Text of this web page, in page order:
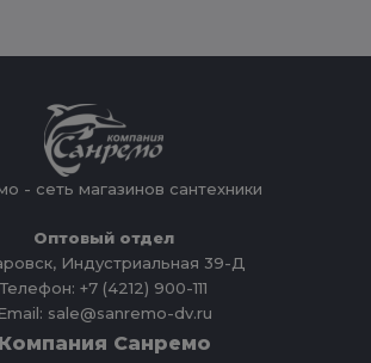
- сеть магазинов сантехники
Оптовый отдел
Индустриальная 39-Д
Телефон: +7 (4212) 900-111
Email: sale@sanremo-dv.ru
Компания Санремо